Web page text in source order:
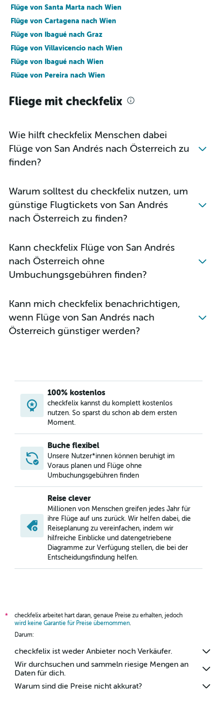
Flüge von Santa Marta nach Wien
Flüge von Cartagena nach Wien
Flüge von Ibagué nach Graz
Flüge von Villavicencio nach Wien
Flüge von Ibagué nach Wien
Flüge von Pereira nach Wien
Flüge von San Andrés nach Wien
Fliege mit checkfelix
Wie hilft checkfelix Menschen dabei
Flüge von San Andrés nach Österreich zu
finden?
Warum solltest du checkfelix nutzen, um
günstige Flugtickets von San Andrés
nach Österreich zu finden?
Kann checkfelix Flüge von San Andrés
nach Österreich ohne
Umbuchungsgebühren finden?
Kann mich checkfelix benachrichtigen,
wenn Flüge von San Andrés nach
Österreich günstiger werden?
100% kostenlos
checkfelix kannst du komplett kostenlos
nutzen. So sparst du schon ab dem ersten
Moment.
Buche flexibel
Unsere Nutzer*innen können beruhigt im
Voraus planen und Flüge ohne
Umbuchungsgebühren finden
Reise clever
Millionen von Menschen greifen jedes Jahr für
ihre Flüge auf uns zurück. Wir helfen dabei, die
Reiseplanung zu vereinfachen, indem wir
hilfreiche Einblicke und datengetriebene
Diagramme zur Verfügung stellen, die bei der
Entscheidungsfindung helfen.
*
checkfelix arbeitet hart daran, genaue Preise zu erhalten, jedoch
wird keine Garantie für Preise übernommen.
Darum:
checkfelix ist weder Anbieter noch Verkäufer.
Wir durchsuchen und sammeln riesige Mengen an
Daten für dich.
Warum sind die Preise nicht akkurat?